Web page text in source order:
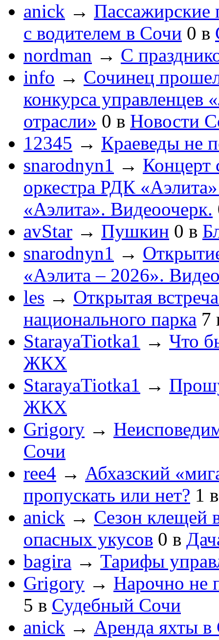
anick → Пассажирские
с водителем в Сочи 0 в
nordman → С
info → Сочинец
конкурса управленцев
отрасли» 0 в Новости
12345 → Краеведы не
snarodnyn1 → Концерт
оркестра РДК
«Аэлита». Видеоочерк.
avStar → Пушкин 0 в
snarodnyn1 →
«Аэлита – 2026».
les → Открытая
национального парка 7
StarayaTiotka1 → Что
ЖКХ
StarayaTiotka1 →
ЖКХ
Grigory →
Сочи
ree4 → Абхазский
пропускать или нет? 1
anick → Сезон клещей
опасных укусов 0 в
bagira → Тарифы
Grigory → Нарочно не
5 в Судебный Сочи
anick → Аренда яхты в